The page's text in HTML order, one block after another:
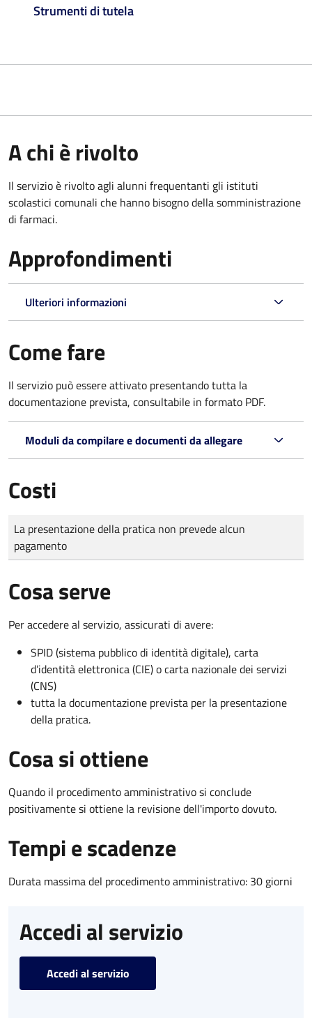
Strumenti di tutela
A chi è rivolto
Il servizio è rivolto agli alunni frequentanti gli istituti
scolastici comunali che hanno bisogno della somministrazione
di farmaci.
Approfondimenti
Ulteriori informazioni
Come fare
Il servizio può essere attivato presentando tutta la
documentazione prevista, consultabile in formato PDF.
Moduli da compilare e documenti da allegare
Costi
Tipo di pagamento
Importo
La presentazione della pratica non prevede alcun
pagamento
Cosa serve
Per accedere al servizio, assicurati di avere:
SPID (sistema pubblico di identità digitale), carta
d’identità elettronica (CIE) o carta nazionale dei servizi
(CNS)
tutta la documentazione prevista per la presentazione
della pratica.
Cosa si ottiene
Quando il procedimento amministrativo si conclude
positivamente si ottiene la revisione dell'importo dovuto.
Tempi e scadenze
Durata massima del procedimento amministrativo: 30 giorni
Accedi al servizio
Accedi al servizio